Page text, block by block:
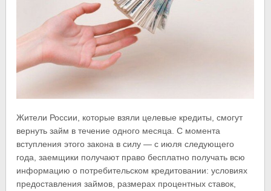
Жители России, которые взяли целевые кредиты, смогут
вернуть займ в течение одного месяца. С момента
вступления этого закона в силу — с июля следующего
года, заемщики получают право бесплатно получать всю
информацию о потребительском кредитовании: условиях
предоставления займов, размерах процентных ставок,